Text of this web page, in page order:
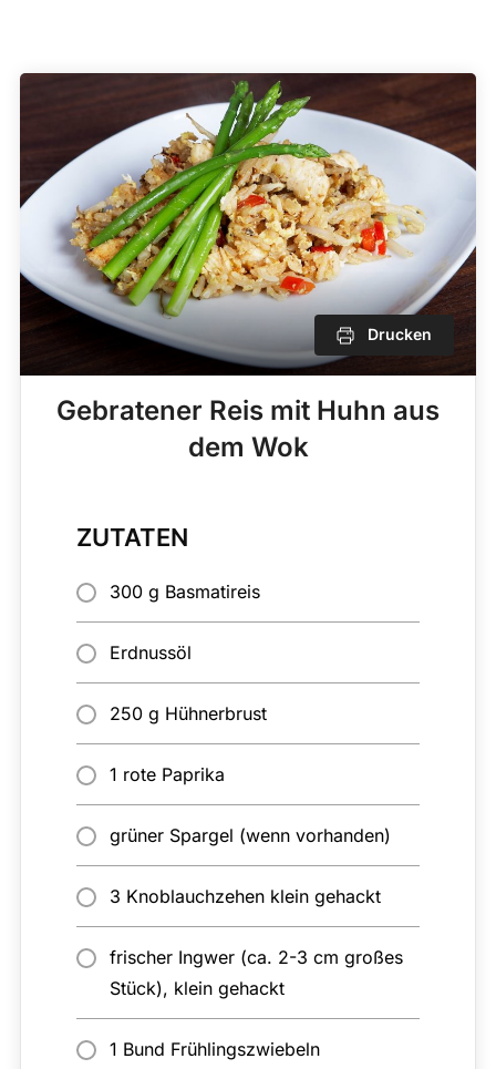
Drucken
Gebratener Reis mit Huhn aus
dem Wok
ZUTATEN
300 g Basmatireis
Erdnussöl
250 g Hühnerbrust
1 rote Paprika
grüner Spargel (wenn vorhanden)
3 Knoblauchzehen klein gehackt
frischer Ingwer (ca. 2-3 cm großes
Stück), klein gehackt
1 Bund Frühlingszwiebeln